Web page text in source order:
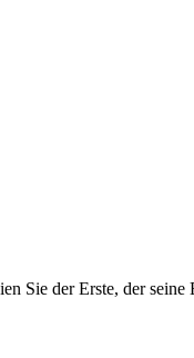
Sie der Erste, der